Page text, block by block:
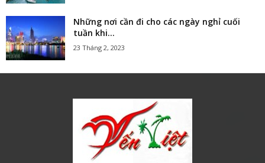
Những nơi cần đi cho các ngày nghỉ cuối
tuần khi...
23 Tháng 2, 2023